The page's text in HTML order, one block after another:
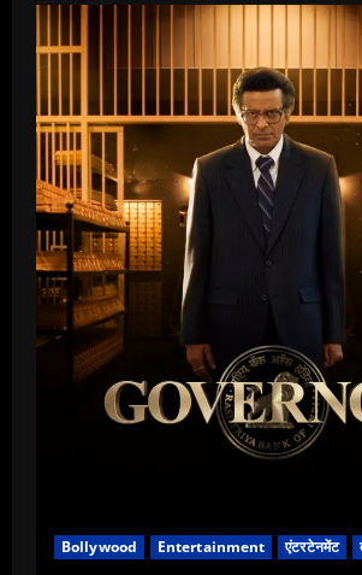
Bollywood Entertainment एंटरटेनमेंट